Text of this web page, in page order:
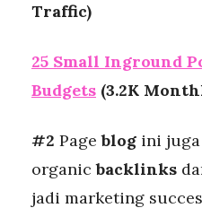
Traffic)
25 Small Inground
Budgets (3.2K
#2 Pageblog ini
organicbacklinks
jadi marketing